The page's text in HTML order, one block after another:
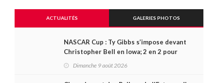
ACTUALITÉS GALERIES PHOTOS
NASCAR Cup : Ty Gibbs s’impose devant
Christopher Bell en Iowa; 2 en 2 pour
Dimanche 9 août 2026